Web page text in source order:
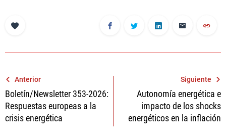
Navegación
de
entradas
Anterior
Boletín/Newsletter 353-2026:
Respuestas europeas a la
crisis energética
Siguiente
Autonomía energética e
impacto de los shocks
energéticos en la inflación